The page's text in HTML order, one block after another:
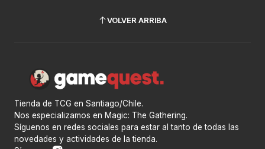
VOLVER ARRIBA
Tienda de TCG en Santiago/Chile.
Nos especializamos en Magic: The Gathering.
Síguenos en redes sociales para estar al tanto de todas las
novedades y actividades de la tienda.